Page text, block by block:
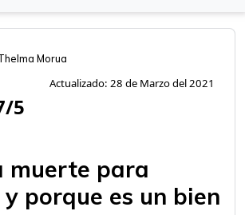
Morua
Actualizado: 28 de Marzo del 2021
5
muerte para
porque es un bien